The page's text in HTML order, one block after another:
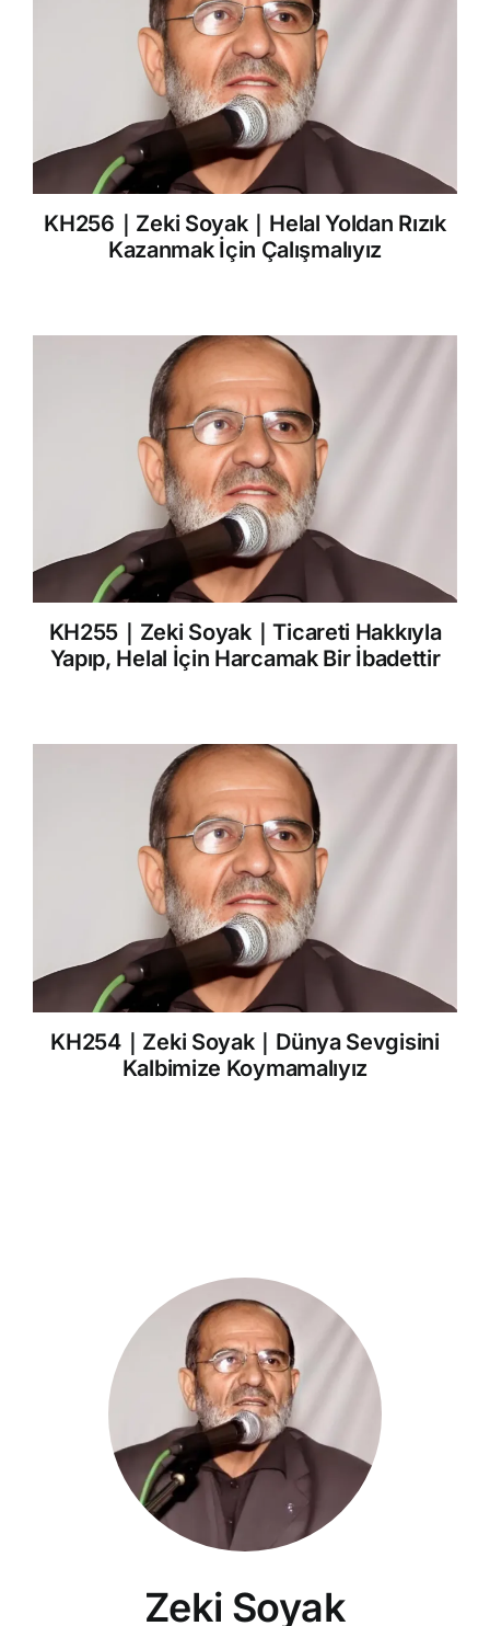
KH256｜Zeki Soyak｜Helal Yoldan Rızık
Kazanmak İçin Çalışmalıyız
KH255｜Zeki Soyak｜Ticareti Hakkıyla
Yapıp, Helal İçin Harcamak Bir İbadettir
KH254｜Zeki Soyak｜Dünya Sevgisini
Kalbimize Koymamalıyız
Zeki Soyak